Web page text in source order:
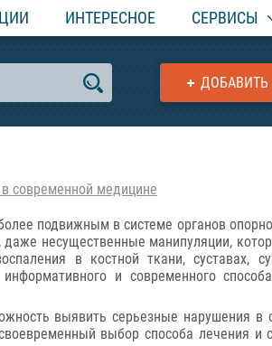
ИНТЕРЕСНОЕ СЕРВИСЫ
ДОБАВИТЬ
современной медицине
подвижным в системе органов
несущественные манипуляции,
в костной ткани, суставах,
и современного
выявить серьезные нарушения в
выбор способа лечения и